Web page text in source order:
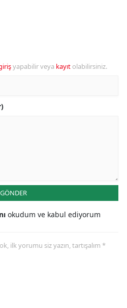
yapabilir veya kayıt olabilirsiniz.
GÖNDER
okudum ve kabul ediyorum
ilk yorumu siz yazın, tartışalım *